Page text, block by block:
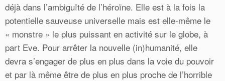
déjà dans l’ambiguïté de l’héroïne. Elle est à la fois la
potentielle sauveuse universelle mais est elle-même le
« monstre » le plus puissant en activité sur le globe, à
part Eve. Pour arrêter la nouvelle (in)humanité, elle
devra s’engager de plus en plus dans la voie du pouvoir
et par là même être de plus en plus proche de l’horrible